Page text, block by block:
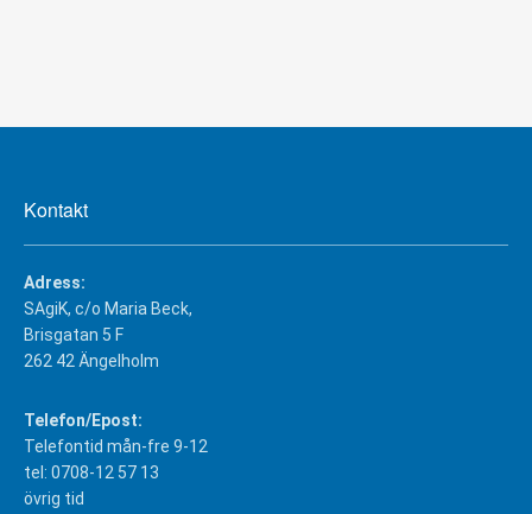
Kontakt
Adress:
SAgiK, c/o Maria Beck,
Brisgatan 5 F
262 42 Ängelholm
Telefon/Epost:
Telefontid mån-fre 9-12
tel: 0708-12 57 13
övrig tid